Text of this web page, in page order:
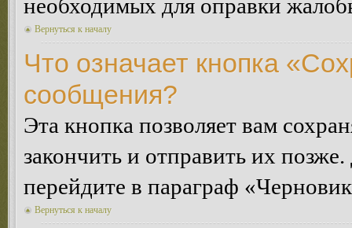
необходимых для оправки
Вернуться к началу
Что означает кнопка
сообщения?
Эта кнопка позволяет вам
закончить и отправить их
перейдите в параграф
Вернуться к началу